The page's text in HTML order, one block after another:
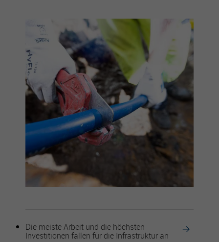
Die meiste Arbeit und die höchsten
Investitionen fallen für die Infrastruktur an